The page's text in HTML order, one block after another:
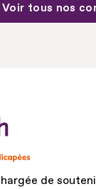
Voir tous nos
de